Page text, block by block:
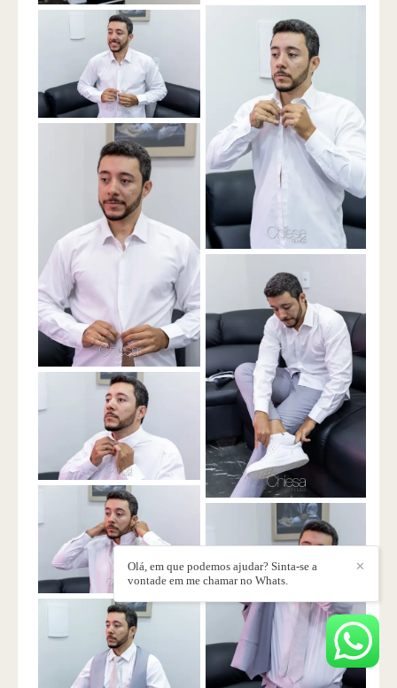
✕
Olá, em que podemos ajudar? Sinta-se a
vontade em me chamar no Whats.